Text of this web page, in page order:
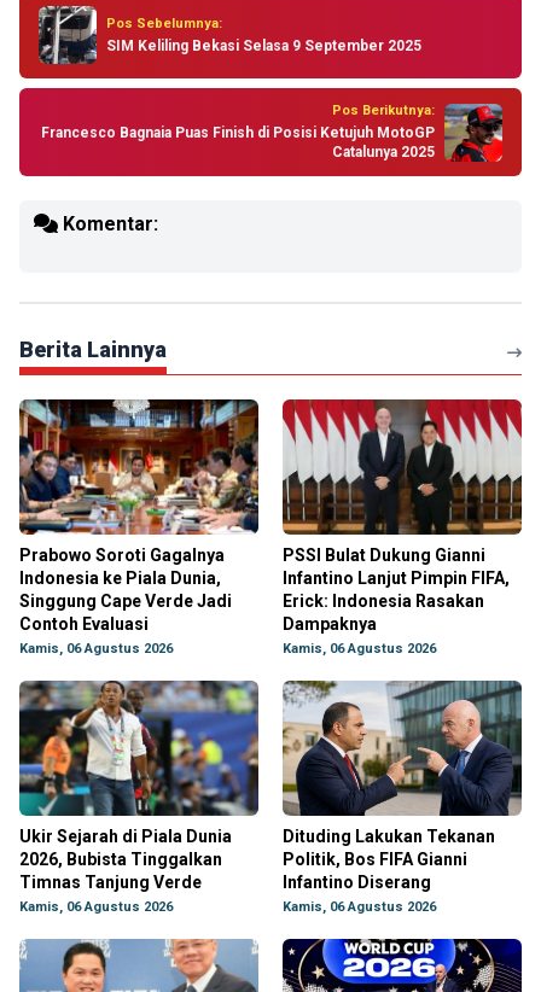
Pos Sebelumnya:
SIM Keliling Bekasi Selasa 9 September 2025
Pos Berikutnya:
Francesco Bagnaia Puas Finish di Posisi Ketujuh MotoGP
Catalunya 2025
Komentar:
Berita Lainnya
Prabowo Soroti Gagalnya
Indonesia ke Piala Dunia,
Singgung Cape Verde Jadi
Contoh Evaluasi
Kamis, 06 Agustus 2026
PSSI Bulat Dukung Gianni
Infantino Lanjut Pimpin FIFA,
Erick: Indonesia Rasakan
Dampaknya
Kamis, 06 Agustus 2026
Ukir Sejarah di Piala Dunia
2026, Bubista Tinggalkan
Timnas Tanjung Verde
Kamis, 06 Agustus 2026
Dituding Lakukan Tekanan
Politik, Bos FIFA Gianni
Infantino Diserang
Kamis, 06 Agustus 2026